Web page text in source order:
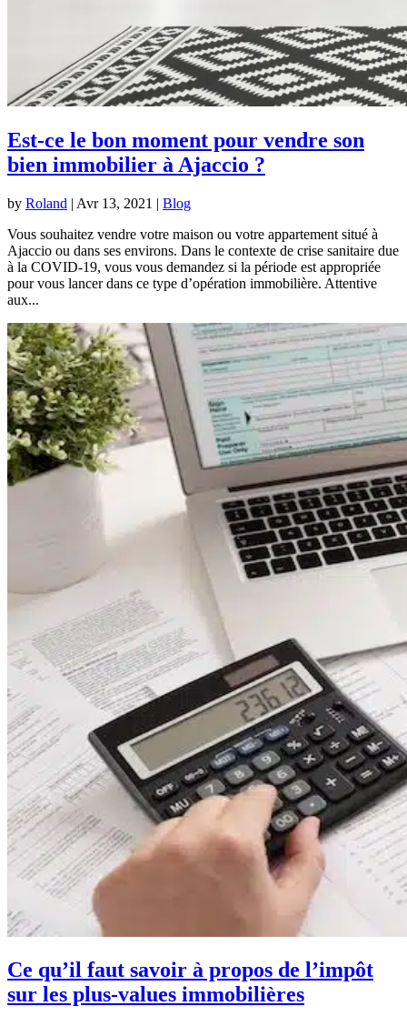
Est-ce le bon moment pour vendre son
bien immobilier à Ajaccio ?
by Roland | Avr 13, 2021 | Blog
Vous souhaitez vendre votre maison ou votre appartement situé à
Ajaccio ou dans ses environs. Dans le contexte de crise sanitaire due
à la COVID-19, vous vous demandez si la période est appropriée
pour vous lancer dans ce type d’opération immobilière. Attentive
aux...
Ce qu’il faut savoir à propos de l’impôt
sur les plus-values immobilières